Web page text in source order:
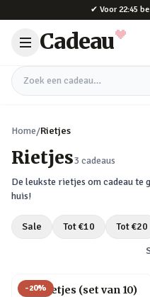
✔ Voor 22:45
Cadeau
Zoek een cadeau
Home/Rietjes
Rietjes3 cadeaus
De leukste rietjes om cadeau te
huis!
Sale Tot €10 Tot €20
-20%
RVS rietjes (set van 10)